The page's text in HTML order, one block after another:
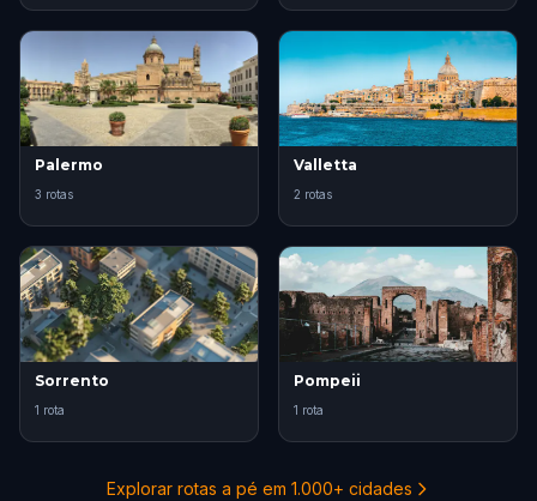
Palermo
3 rotas
Valletta
2 rotas
Sorrento
1 rota
Pompeii
1 rota
Explorar rotas a pé em 1.000+ cidades